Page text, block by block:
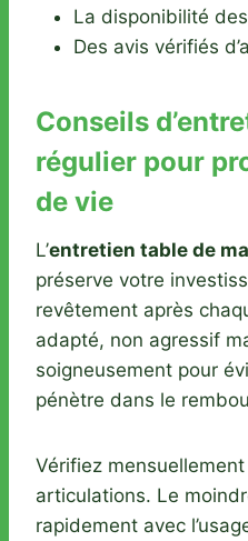
La disponibilité
Des avis vérifiés
Conseils
régulier pour
de vie
L’entretien table de
préserve votre
revêtement après
adapté, non agressif
soigneusement pour
pénètre dans le
Vérifiez
articulations. Le
rapidement avec